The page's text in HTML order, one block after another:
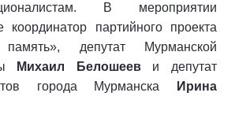
В мероприятии
координатор партийного проекта
память», депутат Мурманской
Михаил Белошееви депутат
города Мурманска
Ирина